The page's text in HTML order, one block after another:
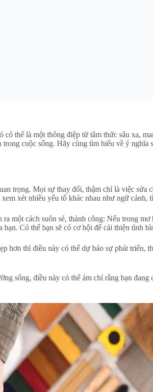
thể là một thông điệp từ tâm thức sâu xa,
cuộc sống. Hãy cùng tìm hiểu về ý nghĩa
trọng. Mọi sự thay đổi, thậm chí là việc sửa
xét nhiều yếu tố khác nhau như ngữ cảnh,
một cách suôn sẻ, thành công: Nếu trong
Có thể bạn sẽ có cơ hội để cải thiện tình
thì điều này có thể dự báo sự phát triển,
sống, điều này có thể ám chỉ rằng bạn